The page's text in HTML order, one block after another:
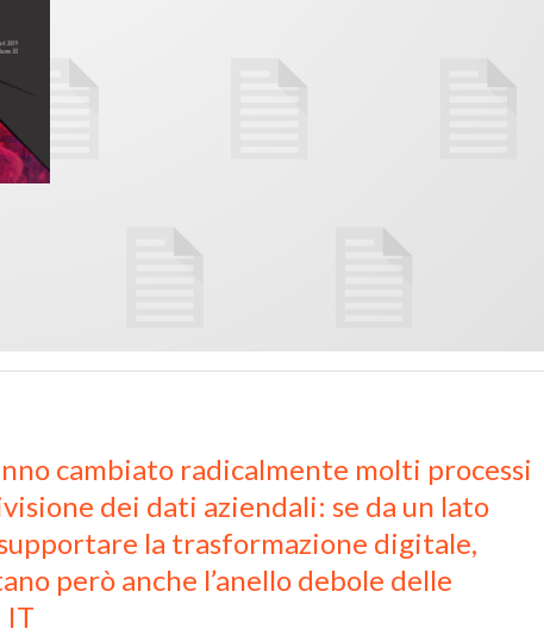
cambiato radicalmente molti processi
dei dati aziendali: se da un lato
la trasformazione digitale,
però anche l’anello debole delle
IT